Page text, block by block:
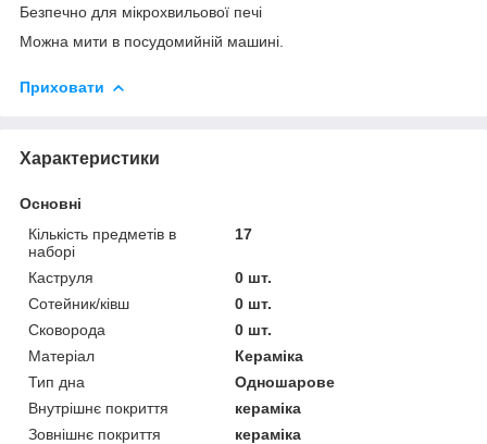
Безпечно для мікрохвильової печі
Можна мити в посудомийній машині.
Приховати
Характеристики
Основні
Кількість предметів в
наборі
17
Каструля
0 шт.
Сотейник/ківш
0 шт.
Сковорода
0 шт.
Матеріал
Кераміка
Тип дна
Одношарове
Внутрішнє покриття
кераміка
Зовнішнє покриття
кераміка